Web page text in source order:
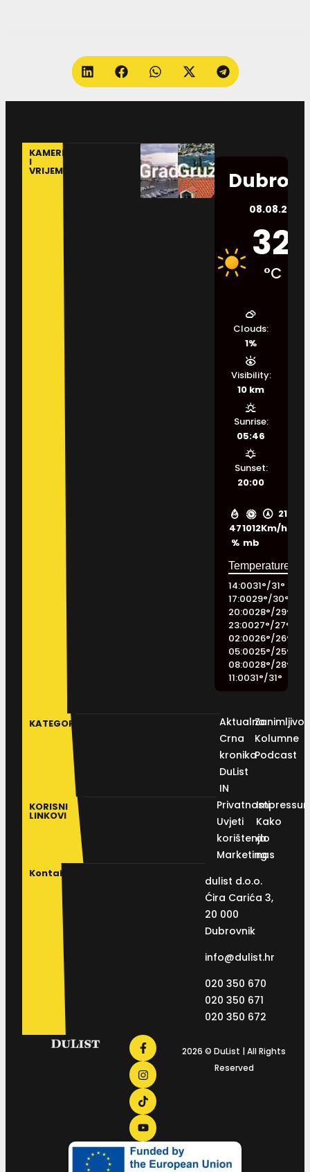
KAMERE
I
VRIJEME
08.08.2026.
32
°C
47
%
1012
mb
21
Km/h
Clouds:
1%
Visibility:
10 km
Sunrise:
05:46
Sunset:
20:00
14:0031°/31°
17:0029°/30°
20:0028°/29°
23:0027°/27°
02:0026°/26°
05:0025°/25°
08:0028°/28°
11:0031°/31°
KATEGORIJE
Aktualno
Crna
kronika
DuList
IN
Kolumne
Podcast
KORISNI
LINKOVI
Privatnosti
Uvjeti
korištenja
Marketing
Kako
do
nas
Kontakt
dulist d.o.o.
Ćira Carića 3,
20 000
Dubrovnik
info@dulist.hr
020 350 670
020 350 671
020 350 672
2026 © DuList | All Rights
Reserved